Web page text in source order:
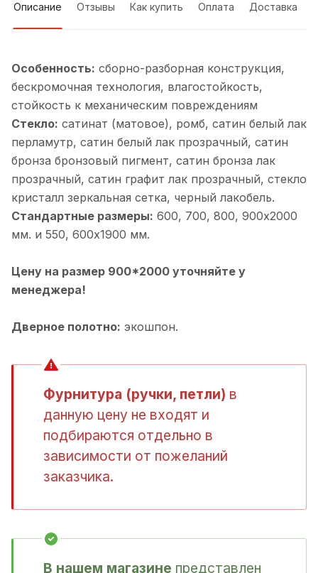
Описание Отзывы Как купить Оплата Доставка
Особенность: cборно-разборная конструкция,
бескромочная технология, влагостойкость,
стойкость к механическим повреждениям
Стекло: сатинат (матовое), ромб, cатин белый лак
перламутр, cатин белый лак прозрачный, cатин
бронза бронзовый пигмент, cатин бронза лак
прозрачный, cатин графит лак прозрачный, cтекло
кристалл зеркальная сетка, черный лакобель.
Стандартные размеры: 600, 700, 800, 900х2000
мм. и 550, 600х1900 мм.
Цену на размер 900*2000 уточняйте у
менеджера!
Дверное полотно: экошпон.
Фурнитура (ручки, петли) в
данную цену не входят и
подбираются отдельно в
зависимости от пожеланий
заказчика.
В нашем магазине представлен